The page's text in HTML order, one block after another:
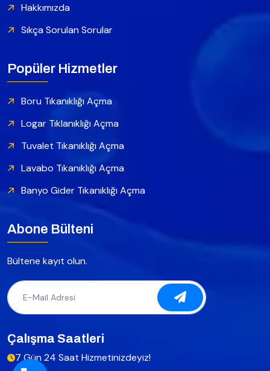
Hakkımızda
Sıkça Sorulan Sorular
Popüler Hizmetler
Boru Tıkanıklığı Açma
Logar Tıklanıklığı Açma
Tuvalet Tıkanıklığı Açma
Lavabo Tıkanıklığı Açma
Banyo Gider Tıkanıklığı Açma
Abone Bülteni
Bültene kayıt olun.
Çalışma Saatleri
7 Gün 24 Saat Hizmetinizdeyiz!